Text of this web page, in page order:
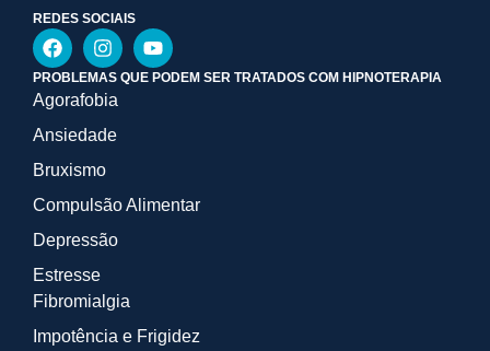
REDES SOCIAIS
PROBLEMAS QUE PODEM SER TRATADOS COM HIPNOTERAPIA
Agorafobia
Ansiedade
Bruxismo
Compulsão Alimentar
Depressão
Estresse
Fibromialgia
Impotência e Frigidez